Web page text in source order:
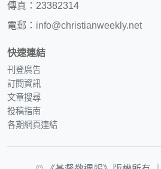
傳真：23382314
電郵： info@christianweekly.net
快速連結
刊登廣告
訂閱資訊
文章搜尋
投稿指南
各期網頁連結